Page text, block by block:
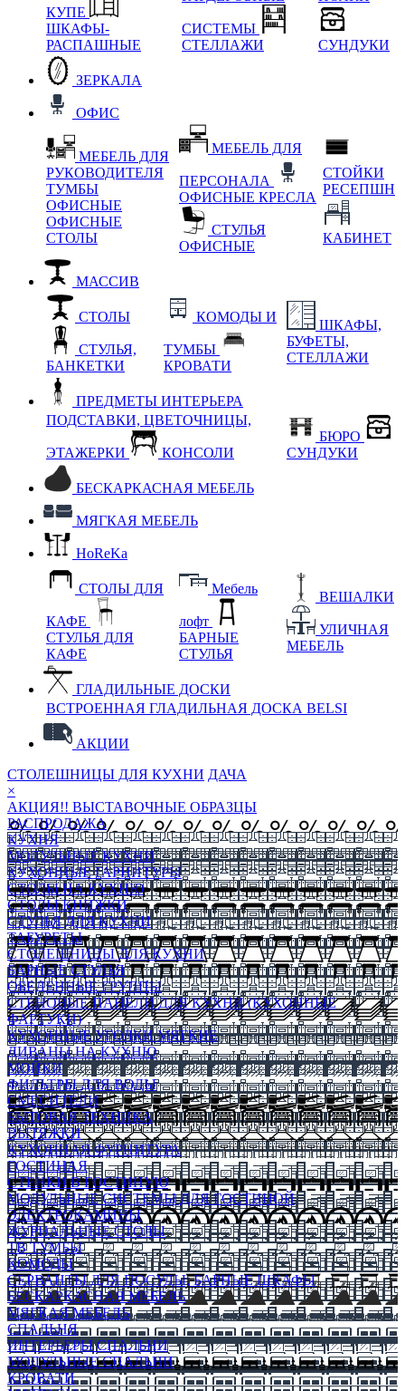
КУПЕ
ШКАФЫ-
РАСПАШНЫЕ
СИСТЕМЫ
СТЕЛЛАЖИ
СУНДУКИ
ЗЕРКАЛА
ОФИС
МЕБЕЛЬ ДЛЯ
РУКОВОДИТЕЛЯ
ТУМБЫ
ОФИСНЫЕ
ОФИСНЫЕ
СТОЛЫ
МЕБЕЛЬ ДЛЯ
ПЕРСОНАЛА
ОФИСНЫЕ КРЕСЛА
СТУЛЬЯ
ОФИСНЫЕ
СТОЙКИ
РЕСЕПШН
КАБИНЕТ
МАССИВ
СТОЛЫ
СТУЛЬЯ,
БАНКЕТКИ
КОМОДЫ И
ТУМБЫ
КРОВАТИ
ШКАФЫ,
БУФЕТЫ,
СТЕЛЛАЖИ
ПРЕДМЕТЫ ИНТЕРЬЕРА
ПОДСТАВКИ, ЦВЕТОЧНИЦЫ,
ЭТАЖЕРКИ КОНСОЛИ
БЮРО
СУНДУКИ
БЕСКАРКАСНАЯ МЕБЕЛЬ
МЯГКАЯ МЕБЕЛЬ
HoReKa
СТОЛЫ ДЛЯ
КАФЕ
СТУЛЬЯ ДЛЯ
КАФЕ
Мебель
лофт
БАРНЫЕ
СТУЛЬЯ
ВЕШАЛКИ
УЛИЧНАЯ
МЕБЕЛЬ
ГЛАДИЛЬНЫЕ ДОСКИ
ВСТРОЕННАЯ ГЛАДИЛЬНАЯ ДОСКА BELSI
АКЦИИ
СТОЛЕШНИЦЫ ДЛЯ КУХНИ ДАЧА
×
АКЦИЯ!! ВЫСТАВОЧНЫЕ ОБРАЗЦЫ
РАСПРОДАЖА
КУХНЯ
МОДУЛЬНЫЕ КУХНИ
КУХОННЫЕ ГАРНИТУРЫ
СТОЛЫ НА КУХНЮ
СТОЛЫ КНИЖКИ
СТУЛЬЯ ДЛЯ КУХНИ
ТАБУРЕТЫ
СТОЛЕШНИЦЫ ДЛЯ КУХНИ
БАРНЫЕ СТУЛЬЯ
ОБЕДЕННЫЕ ГРУППЫ
СТЕНОВЫЕ ПАНЕЛИ ДЛЯ КУХНИ (КУХОННЫЕ
ФАРТУКИ)
КУХОННЫЕ УГОЛКИ МЯГКИЕ
ДИВАНЫ НА КУХНЮ
МОЙКИ
ФИЛЬТРЫ ДЛЯ ВОДЫ
СМЕСИТЕЛИ
БЫТОВАЯ ТЕХНИКА
ВЫТЯЖКИ
КУХОННАЯ ФУРНИТУРА
ГОСТИНАЯ
СТЕНКИ В ГОСТИНУЮ
МОДУЛЬНЫЕ СИСТЕМЫ ДЛЯ ГОСТИНОЙ
ЭЛЕКТРОКАМИНЫ
ЖУРНАЛЬНЫЕ СТОЛЫ
ТВ ТУМБЫ
КОМОДЫ
СЕРВАНТЫ ДЛЯ ПОСУДЫ, БАРНЫЕ ШКАФЫ
БЕСКАРКАСНАЯ МЕБЕЛЬ
МЯГКАЯ МЕБЕЛЬ
СПАЛЬНЯ
ИНТЕРЬЕРЫ СПАЛЬНИ
МОДУЛЬНЫЕ СПАЛЬНИ
КРОВАТИ